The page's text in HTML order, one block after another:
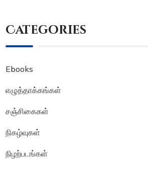
Categories
Ebooks
எழுத்தாக்கங்கள்
சஞ்சிகைகள்
நிகழ்வுகள்
நிழற்படங்கள்